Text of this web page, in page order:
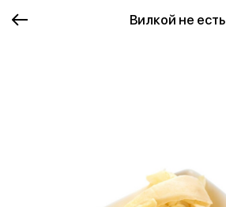
Вилкой не есть